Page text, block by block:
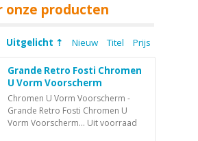
onze producten
Uitgelicht Nieuw Titel Prijs
Grande Retro Fosti Chromen
U Vorm Voorscherm
Chromen U Vorm Voorscherm -
Grande Retro Fosti Chromen U
Vorm Voorscherm... Uit voorraad